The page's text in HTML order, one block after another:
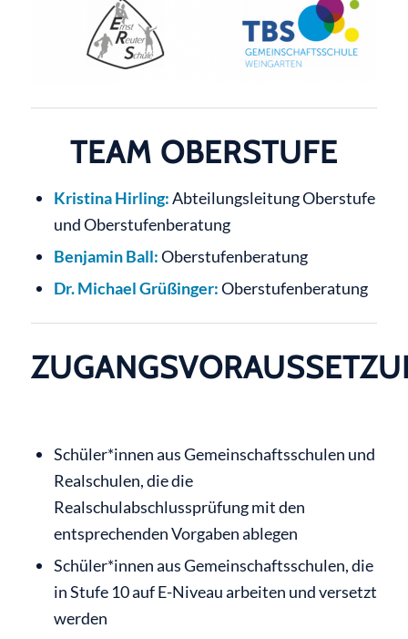
TEAM OBERSTUFE
Kristina Hirling:Abteilungsleitung Oberstufe
und Oberstufenberatung
Benjamin Ball:Oberstufenberatung
Dr. Michael Grüßinger:Oberstufenberatung
Schüler*innen aus Gemeinschaftsschulen und
Realschulen, die die
Realschulabschlussprüfung mit den
entsprechenden Vorgaben ablegen
Schüler*innen aus Gemeinschaftsschulen, die
in Stufe 10 auf E-Niveau arbeiten und versetzt
werden